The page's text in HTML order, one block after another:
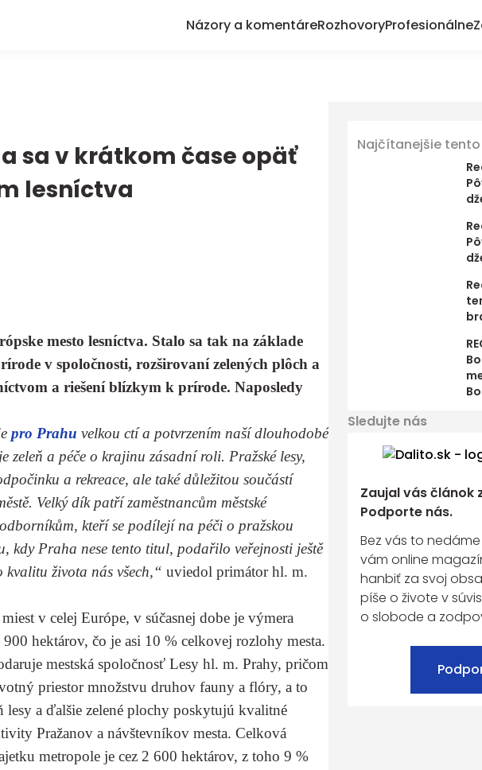
Názory a komentáreRozhovoryProfesionálne
sa v krátkom čase opäť
lesníctva
mesto lesníctva. Stalo sa tak na základe
v spoločnosti, rozširovaní zelených plôch a
a riešení blízkym k prírode. Naposledy
pro Prahu velkou ctí a potvrzením naší dlouhodobé
zeleň a péče o krajinu zásadní roli. Pražské lesy,
a rekreace, ale také důležitou součástí
Velký dík patří zaměstnancům městské
kteří se podílejí na péči o pražskou
kdy Praha nese tento titul, podařilo veřejnosti ještě
kvalitu života nás všech,“ uviedol primátor hl. m.
v celej Európe, v súčasnej dobe je výmera
hektárov, čo je asi 10 % celkovej rozlohy mesta.
mestská spoločnosť Lesy hl. m. Prahy, pričom
priestor množstvu druhov fauny a flóry, a to
a ďalšie zelené plochy poskytujú kvalitné
Pražanov a návštevníkov mesta. Celková
metropole je cez 2 600 hektárov, z toho 9 %
Najčítanejšie
Sledujte nás
Zaujal vás článok
Podporte nás.
Bez vás to
vám online
hanbiť za svoj
píše o živote v
o slobode a